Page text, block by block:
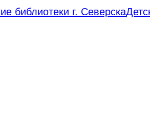
библиотеки г. Северска